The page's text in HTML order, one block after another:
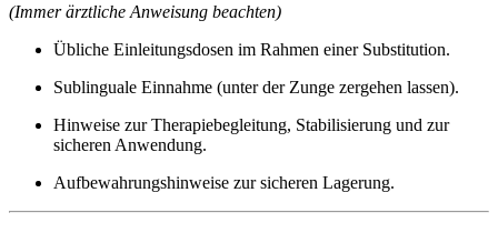
(Immer ärztliche Anweisung beachten)
Übliche Einleitungsdosen im Rahmen einer Substitution.
Sublinguale Einnahme (unter der Zunge zergehen lassen).
Hinweise zur Therapiebegleitung, Stabilisierung und zur
sicheren Anwendung.
Aufbewahrungshinweise zur sicheren Lagerung.